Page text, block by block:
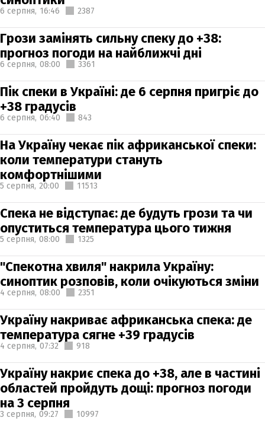
6 серпня, 16:46 2387
Грози замінять сильну спеку до +38:
прогноз погоди на найближчі дні
6 серпня, 08:00 3361
Пік спеки в Україні: де 6 серпня пригріє до
+38 градусів
6 серпня, 06:40 843
На Україну чекає пік африканської спеки:
коли температури стануть
комфортнішими
5 серпня, 20:00 11513
Спека не відступає: де будуть грози та чи
опуститься температура цього тижня
5 серпня, 08:00 1325
"Спекотна хвиля" накрила Україну:
синоптик розповів, коли очікуються зміни
4 серпня, 08:00 2351
Україну накриває африканська спека: де
температура сягне +39 градусів
4 серпня, 07:32 918
Україну накриє спека до +38, але в частині
областей пройдуть дощі: прогноз погоди
на 3 серпня
3 серпня, 09:27 10997